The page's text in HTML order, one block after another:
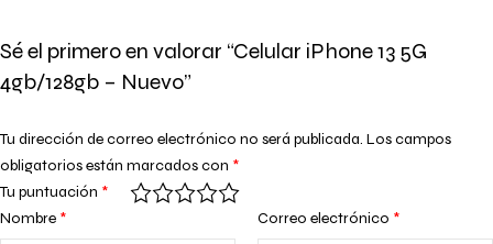
Sé el primero en valorar “Celular iPhone 13 5G
4gb/128gb – Nuevo”
Tu dirección de correo electrónico no será publicada. Los campos
obligatorios están marcados con *
Tu puntuación *
Nombre * Correo electrónico *